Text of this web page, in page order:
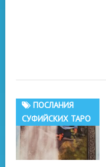
ПОСЛАНИЯ
СУФИЙСКИХ ТАРО